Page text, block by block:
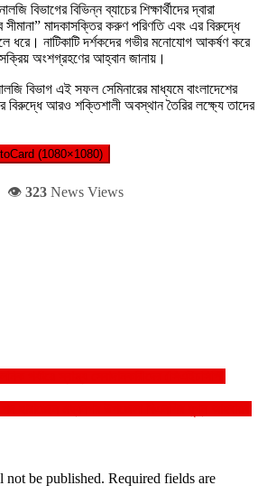
বিভাগের বিভিন্ন ব্যাচের শিক্ষার্থীদের দ্বারা
সীমানা” মাদকাসক্তির করুণ পরিণতি এবং এর বিরুদ্ধে
ধরে। নাটিকাটি দর্শকদের গভীর মনোযোগ আকর্ষণ করে
অংশগ্রহণের আহ্বান জানায়।
বিভাগ এই সফল সেমিনারের মাধ্যমে বাংলাদেশের
বিরুদ্ধে আরও শক্তিশালী অবস্থান তৈরির লক্ষ্যে তাদের
(1080×1080)
👁️ 323News Views
not be published. Required fields are